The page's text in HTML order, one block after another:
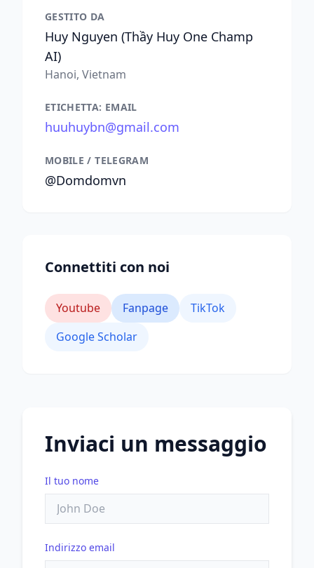
GESTITO DA
Huy Nguyen (Thầy Huy One Champ
AI)
Hanoi, Vietnam
ETICHETTA: EMAIL
huuhuybn@gmail.com
MOBILE / TELEGRAM
@Domdomvn
Connettiti con noi
Youtube Fanpage
TikTok
Google Scholar
Inviaci un messaggio
Il tuo nome
Indirizzo email